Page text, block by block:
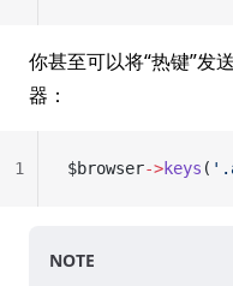
你甚至可以将“热键”发
器：
$browser->keys (
1
NOTE